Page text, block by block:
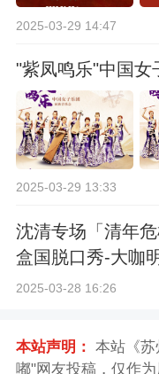
2025-03-29 14:47
"紫凤鸣乐"中国女
2025-03-29 13:33
沈清专场「清年
盒国脱口秀-大咖
州站
2025-03-28 16:26
本站声明： 本站《
嘟"网友投稿，仅作